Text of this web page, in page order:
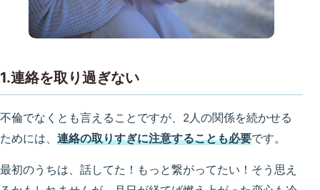
1.連絡を取り過ぎない
不倫でなくとも言えることですが、2人の関係を続かせる
ためには、 連絡の取りすぎに注意することも必要です。
最初のうちは、話してた！もっと繋がってたい！そう思え